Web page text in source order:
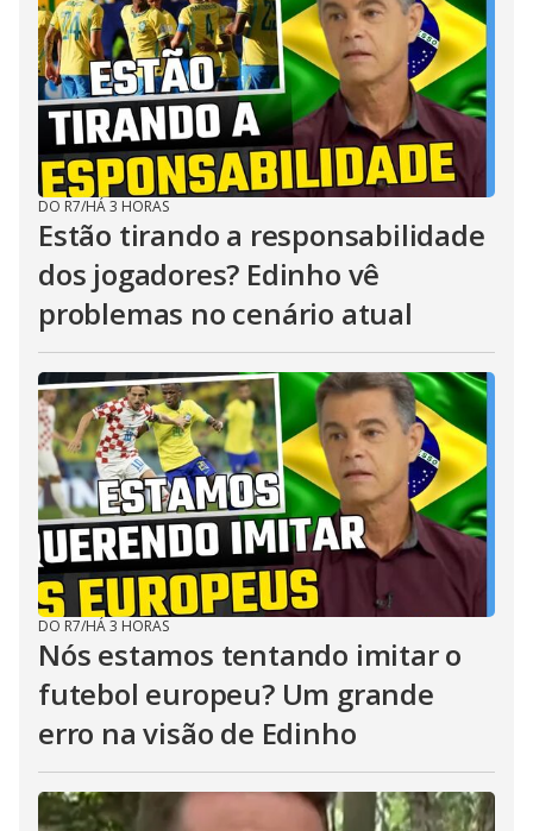
DO R7/HÁ 3 HORAS
Estão tirando a responsabilidade
dos jogadores? Edinho vê
problemas no cenário atual
DO R7/HÁ 3 HORAS
Nós estamos tentando imitar o
futebol europeu? Um grande
erro na visão de Edinho